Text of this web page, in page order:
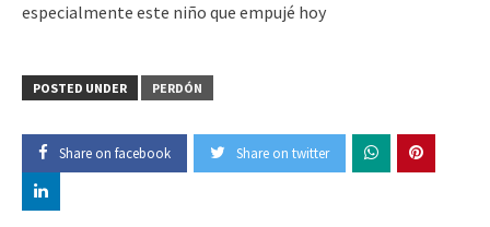
especialmente este niño que empujé hoy
POSTED UNDER PERDÓN
Share on facebook Share on twitter